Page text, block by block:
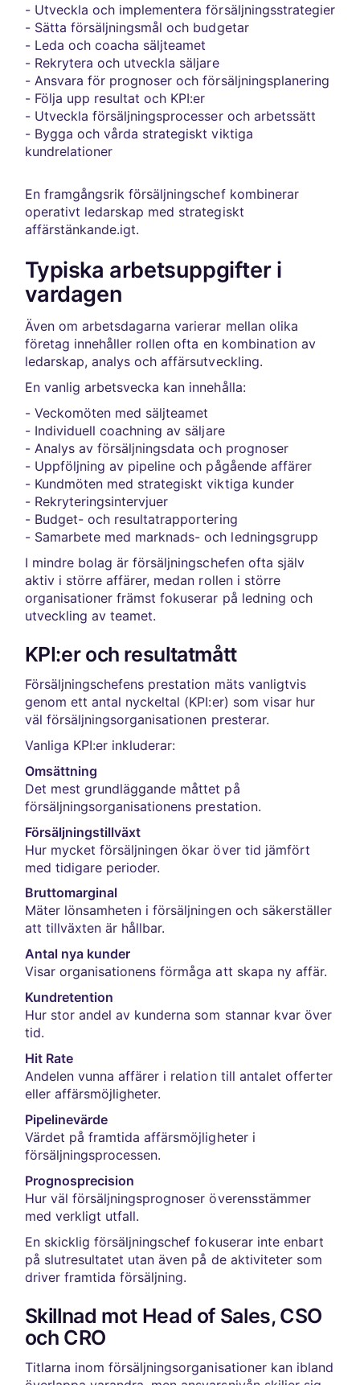
- Utveckla och implementera försäljningsstrategier
- Sätta försäljningsmål och budgetar
- Leda och coacha säljteamet
- Rekrytera och utveckla säljare
- Ansvara för prognoser och försäljningsplanering
- Följa upp resultat och KPI:er
- Utveckla försäljningsprocesser och arbetssätt
- Bygga och vårda strategiskt viktiga
kundrelationer
En framgångsrik försäljningschef kombinerar
operativt ledarskap med strategiskt
affärstänkande.igt.
Typiska arbetsuppgifter i
vardagen
Även om arbetsdagarna varierar mellan olika
företag innehåller rollen ofta en kombination av
ledarskap, analys och affärsutveckling.
En vanlig arbetsvecka kan innehålla:
- Veckomöten med säljteamet
- Individuell coachning av säljare
- Analys av försäljningsdata och prognoser
- Uppföljning av pipeline och pågående affärer
- Kundmöten med strategiskt viktiga kunder
- Rekryteringsintervjuer
- Budget- och resultatrapportering
- Samarbete med marknads- och ledningsgrupp
I mindre bolag är försäljningschefen ofta själv
aktiv i större affärer, medan rollen i större
organisationer främst fokuserar på ledning och
utveckling av teamet.
KPI:er och resultatmått
Försäljningschefens prestation mäts vanligtvis
genom ett antal nyckeltal (KPI:er) som visar hur
väl försäljningsorganisationen presterar.
Vanliga KPI:er inkluderar:
Omsättning
Det mest grundläggande måttet på
försäljningsorganisationens prestation.
Försäljningstillväxt
Hur mycket försäljningen ökar över tid jämfört
med tidigare perioder.
Bruttomarginal
Mäter lönsamheten i försäljningen och säkerställer
att tillväxten är hållbar.
Antal nya kunder
Visar organisationens förmåga att skapa ny affär.
Kundretention
Hur stor andel av kunderna som stannar kvar över
tid.
Hit Rate
Andelen vunna affärer i relation till antalet offerter
eller affärsmöjligheter.
Pipelinevärde
Värdet på framtida affärsmöjligheter i
försäljningsprocessen.
Prognosprecision
Hur väl försäljningsprognoser överensstämmer
med verkligt utfall.
En skicklig försäljningschef fokuserar inte enbart
på slutresultatet utan även på de aktiviteter som
driver framtida försäljning.
Skillnad mot Head of Sales, CSO
och CRO
Titlarna inom försäljningsorganisationer kan ibland